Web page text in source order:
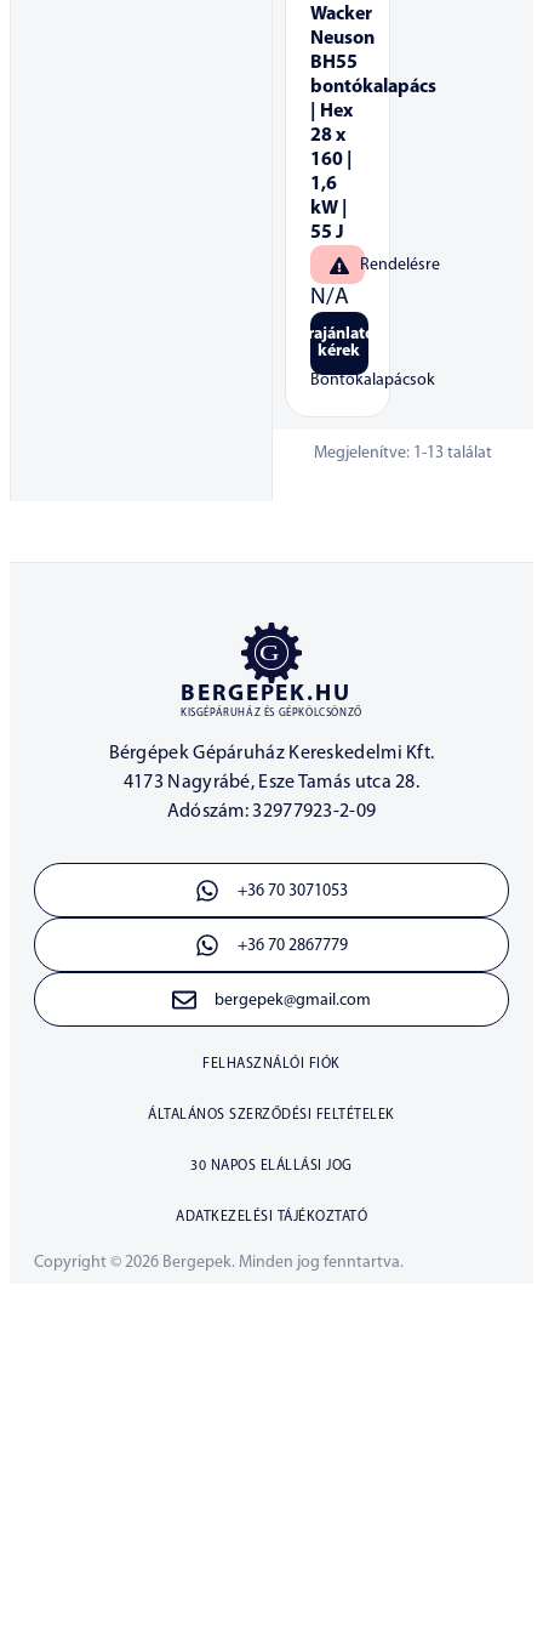
Wacker
Neuson
BH55
bontókalapács
| Hex
28 x
160 |
1,6
kW |
55 J
Rendelésre
N/A
Árajánlatot
kérek
Bontókalapácsok
Megjelenítve: 1-13találat
BERGEPEK.HU
KISGÉPÁRUHÁZ ÉS GÉPKÖLCSÖNZŐ
Bérgépek Gépáruház Kereskedelmi Kft.
4173 Nagyrábé, Esze Tamás utca 28.
Adószám: 32977923-2-09
+36 70 3071053
+36 70 2867779
bergepek@gmail.com
FELHASZNÁLÓI FIÓK
ÁLTALÁNOS SZERZŐDÉSI FELTÉTELEK
30 NAPOS ELÁLLÁSI JOG
ADATKEZELÉSI TÁJÉKOZTATÓ
Copyright © 2026 Bergepek. Minden jog fenntartva.